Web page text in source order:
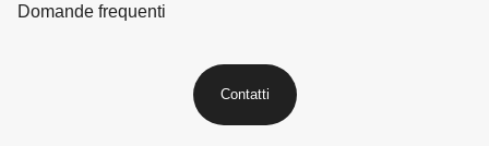
Domande frequenti
Contatti